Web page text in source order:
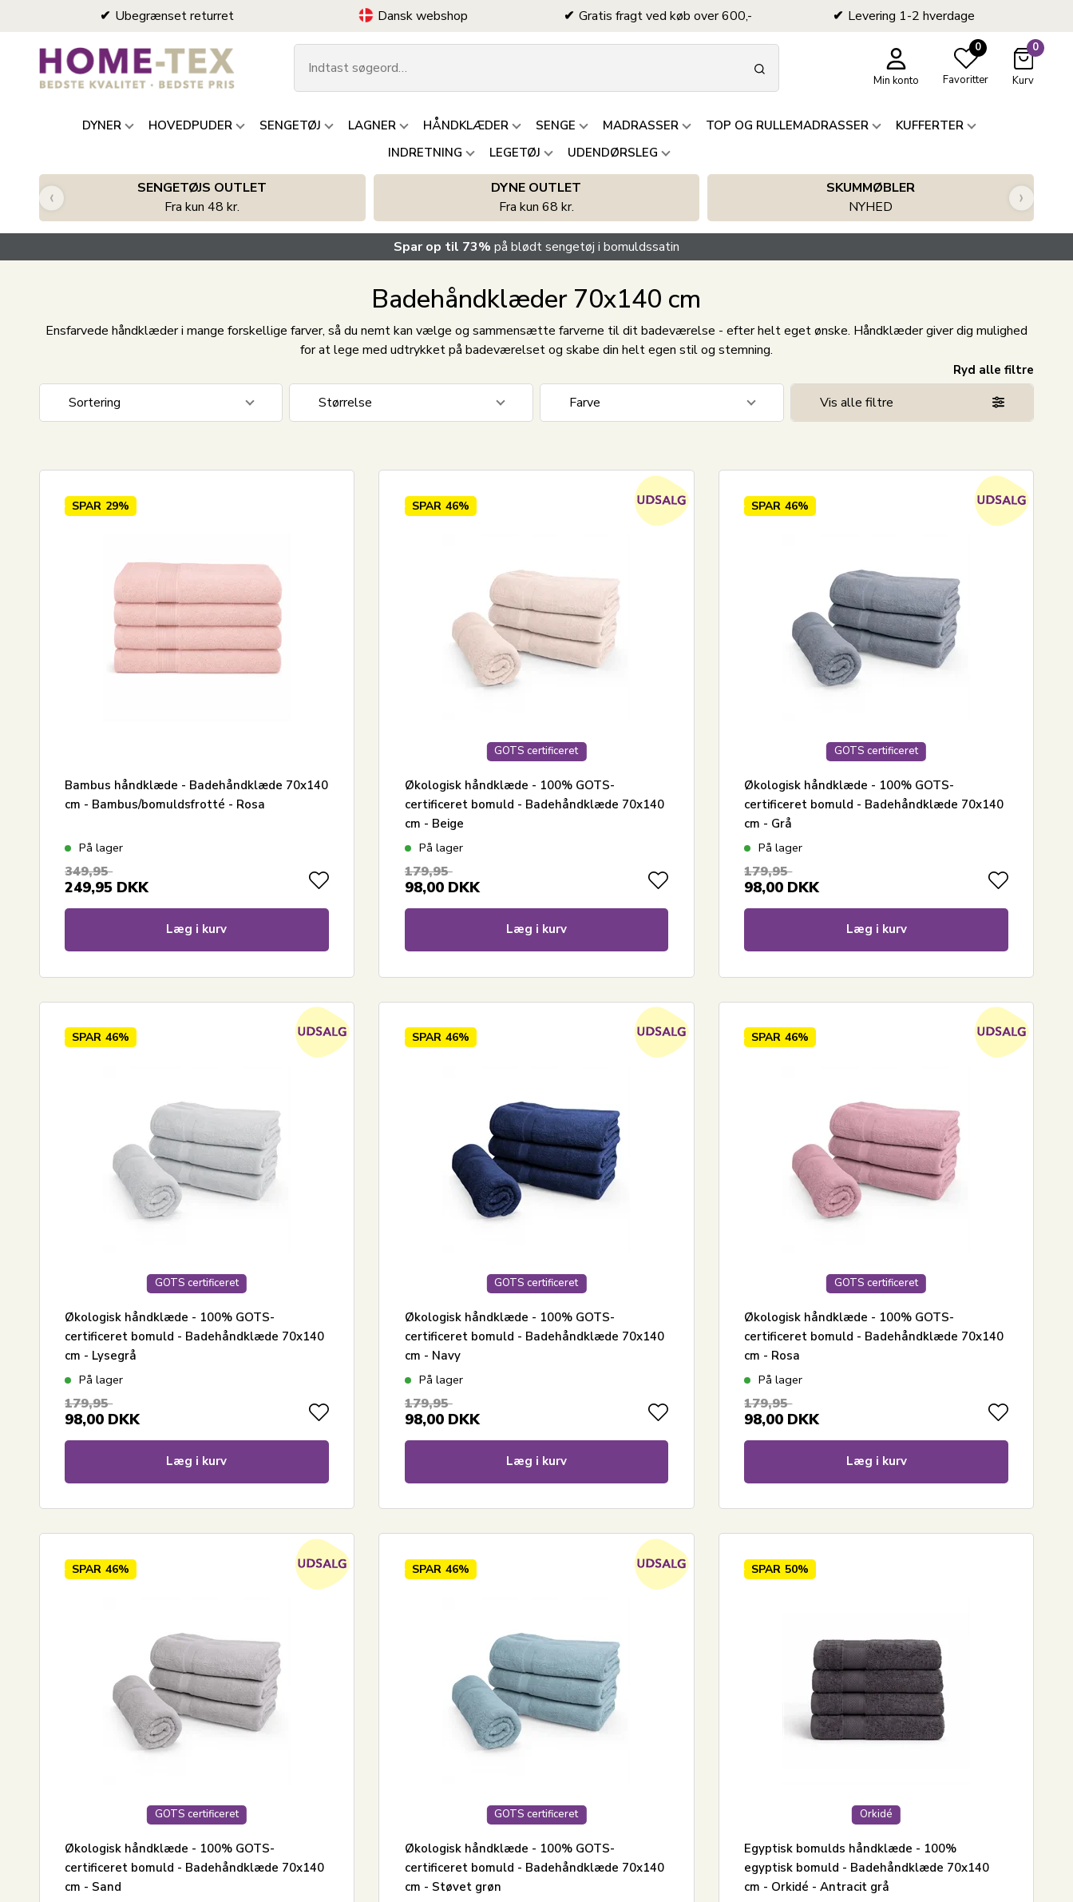
Ubegrænset returret Dansk webshop Gratis fragt ved køb over 600,- Levering 1-2 hverdage
Min konto
0
Favoritter
0
Kurv
DYNER HOVEDPUDER SENGETØJ LAGNER HÅNDKLÆDER SENGE MADRASSER TOP OG RULLEMADRASSER
KUFFERTER
INDRETNING
LEGETØJ UDENDØRSLEG
SENGETØJS OUTLET
Fra kun 48 kr.
DYNE OUTLET
Fra kun 68 kr.
SKUMMØBLER
NYHED
‹ ›
Spar op til 73% på blødt sengetøj i bomuldssatin
Badehåndklæder 70x140 cm
Ensfarvede håndklæder i mange forskellige farver, så du nemt kan vælge og sammensætte farverne til dit badeværelse - efter helt eget ønske. Håndklæder giver dig mulighed
for at lege med udtrykket på badeværelset og skabe din helt egen stil og stemning.
Ryd alle filtre
Sortering
Nyeste
Største besparelse
Størrelse
Farve
3
Vis alle filtre
SPAR 29%
Bambus håndklæde - Badehåndklæde 70x140
cm - Bambus/bomuldsfrotté - Rosa
På lager
349,95
249,95 DKK
Læg i kurv
GOTS certificeret
SPAR 46%
Økologisk håndklæde - 100% GOTS-
certificeret bomuld - Badehåndklæde 70x140
cm - Beige
På lager
179,95
98,00 DKK
Læg i kurv
GOTS certificeret
SPAR 46%
Økologisk håndklæde - 100% GOTS-
certificeret bomuld - Badehåndklæde 70x140
cm - Grå
På lager
179,95
98,00 DKK
Læg i kurv
GOTS certificeret
SPAR 46%
Økologisk håndklæde - 100% GOTS-
certificeret bomuld - Badehåndklæde 70x140
cm - Lysegrå
På lager
179,95
98,00 DKK
Læg i kurv
GOTS certificeret
SPAR 46%
Økologisk håndklæde - 100% GOTS-
certificeret bomuld - Badehåndklæde 70x140
cm - Navy
På lager
179,95
98,00 DKK
Læg i kurv
GOTS certificeret
SPAR 46%
Økologisk håndklæde - 100% GOTS-
certificeret bomuld - Badehåndklæde 70x140
cm - Rosa
På lager
179,95
98,00 DKK
Læg i kurv
GOTS certificeret
SPAR 46%
Økologisk håndklæde - 100% GOTS-
certificeret bomuld - Badehåndklæde 70x140
cm - Sand
GOTS certificeret
SPAR 46%
Økologisk håndklæde - 100% GOTS-
certificeret bomuld - Badehåndklæde 70x140
cm - Støvet grøn
Orkidé
SPAR 50%
Egyptisk bomulds håndklæde - 100%
egyptisk bomuld - Badehåndklæde 70x140
cm - Orkidé - Antracit grå